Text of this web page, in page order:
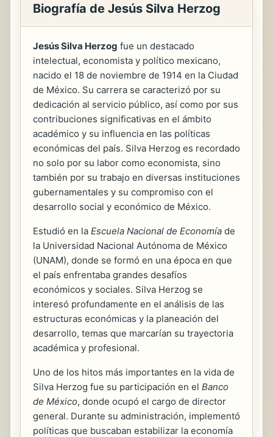
Biografía de Jesús Silva Herzog
Jesús Silva Herzog fue un destacado
intelectual, economista y político mexicano,
nacido el 18 de noviembre de 1914 en la Ciudad
de México. Su carrera se caracterizó por su
dedicación al servicio público, así como por sus
contribuciones significativas en el ámbito
académico y su influencia en las políticas
económicas del país. Silva Herzog es recordado
no solo por su labor como economista, sino
también por su trabajo en diversas instituciones
gubernamentales y su compromiso con el
desarrollo social y económico de México.
Estudió en la Escuela Nacional de Economía de
la Universidad Nacional Autónoma de México
(UNAM), donde se formó en una época en que
el país enfrentaba grandes desafíos
económicos y sociales. Silva Herzog se
interesó profundamente en el análisis de las
estructuras económicas y la planeación del
desarrollo, temas que marcarían su trayectoria
académica y profesional.
Uno de los hitos más importantes en la vida de
Silva Herzog fue su participación en el Banco
de México, donde ocupó el cargo de director
general. Durante su administración, implementó
políticas que buscaban estabilizar la economía